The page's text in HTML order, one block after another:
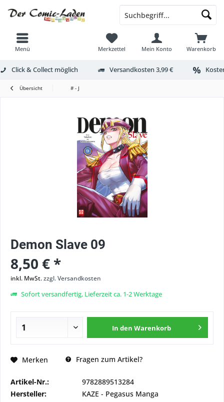
Menü Warenkorb
Merkzettel Mein Konto
Click & Collect möglich Versandkosten 3,99 €
Übersicht # - J
Demon Slave 09
8,50 € *
inkl. MwSt.zzgl. Versandkosten
Sofort versandfertig, Lieferzeit ca. 1-2 Werktage
In den Warenkorb
Merken Fragen zum Artikel?
Artikel-Nr.:
9782889513284
Hersteller:
KAZE - Pegasus Manga